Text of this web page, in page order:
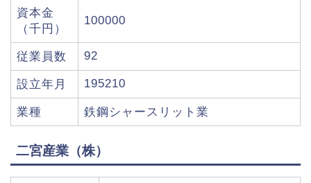
資本金
（千円）
100000
従業員数 92
設立年月 195210
業種 鉄鋼シャースリット業
二宮産業（株）